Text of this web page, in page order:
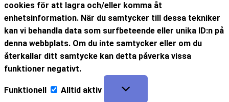
cookies för att lagra och/eller komma åt
enhetsinformation. När du samtycker till dessa tekniker
kan vi behandla data som surfbeteende eller unika ID:n på
denna webbplats. Om du inte samtycker eller om du
återkallar ditt samtycke kan detta påverka vissa
funktioner negativt.
Funktionell Alltid aktiv